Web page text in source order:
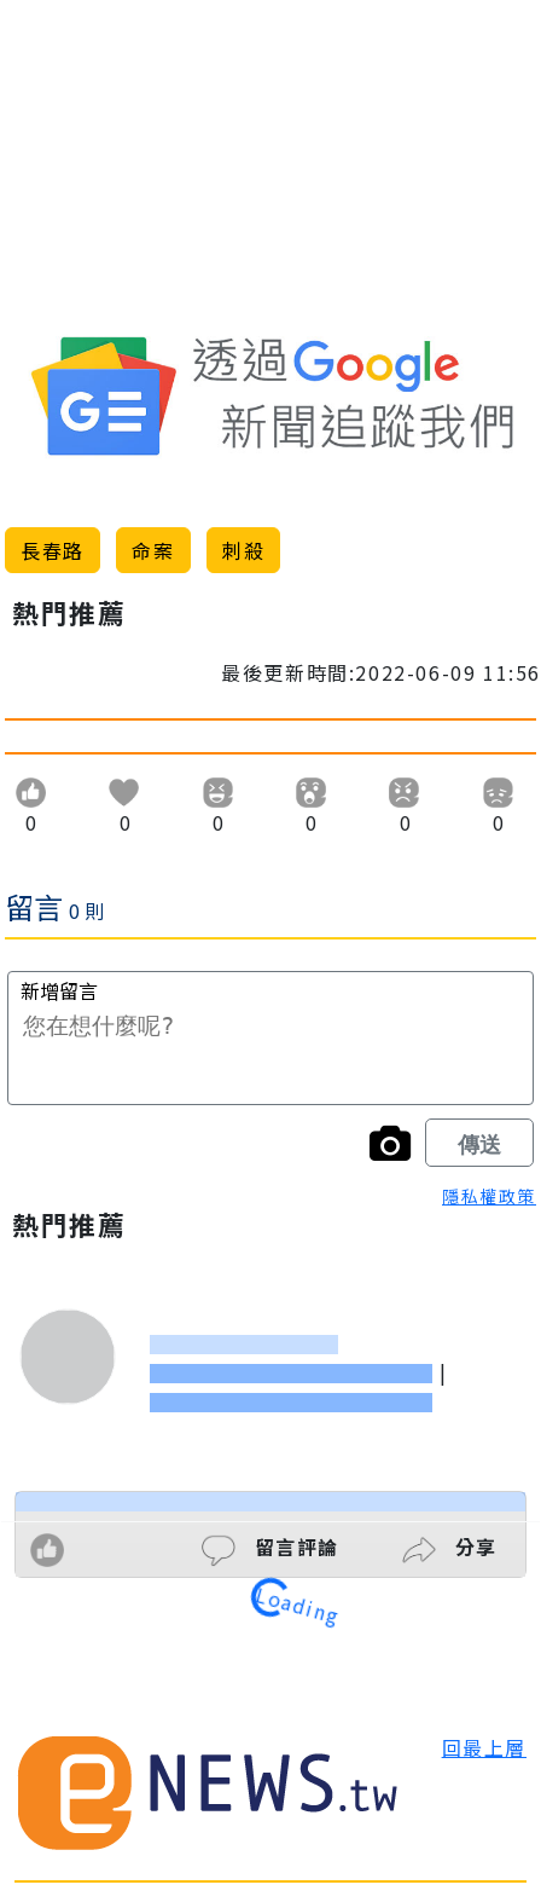
長春路 命案 刺殺
熱門推薦
最後更新時間:2022-06-09 11:56
0 0 0 0 0 0
隱私權政策
熱門推薦
|
留言評論 分享
Loading
回最上層